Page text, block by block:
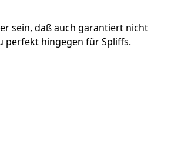
sein, daß auch garantiert nicht
perfekt hingegen für Spliffs.